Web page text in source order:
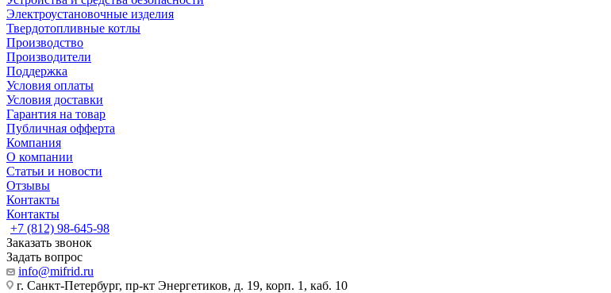
Электроустановочные изделия
Твердотопливные котлы
Производство
Производители
Поддержка
Условия оплаты
Условия доставки
Гарантия на товар
Публичная офферта
Компания
О компании
Статьи и новости
Отзывы
Контакты
Контакты
+7 (812) 98-645-98
Заказать звонок
Задать вопрос
info@mifrid.ru
г. Санкт-Петербург, пр-кт Энергетиков, д. 19, корп. 1, каб. 10